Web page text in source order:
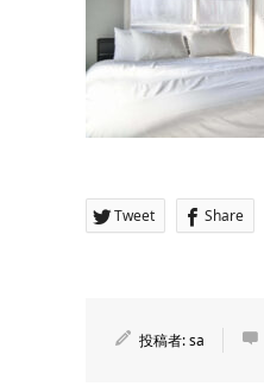
Tweet Share
投稿者:sa